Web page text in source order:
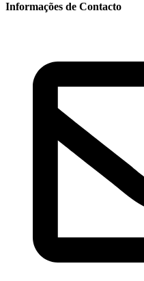
Informações de Contacto